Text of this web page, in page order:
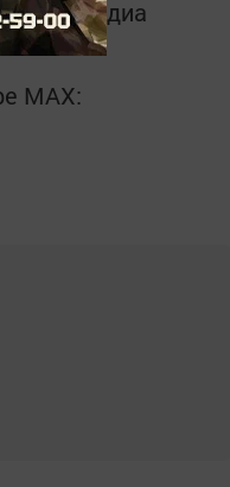
Татмедиа
MАХ: